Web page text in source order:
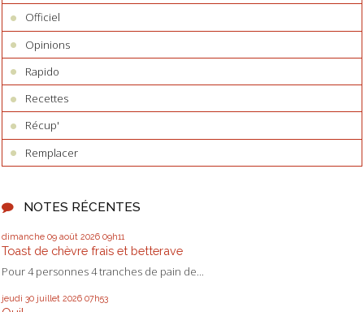
Officiel
Opinions
Rapido
Recettes
Récup'
Remplacer
NOTES RÉCENTES
dimanche 09 août 2026 09h11
Toast de chèvre frais et betterave
Pour 4 personnes 4 tranches de pain de...
jeudi 30 juillet 2026 07h53